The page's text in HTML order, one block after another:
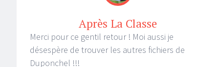
Après La Classe
Merci pour ce gentil retour ! Moi aussi je
désespère de trouver les autres fichiers de
Duponchel !!!